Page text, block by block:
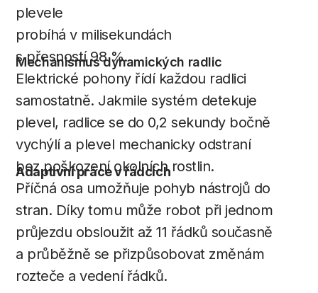
plevele
probíhá v milisekundách
s přesností 98 %.
Mechanismus dynamických radlic
Elektrické pohony řídí každou radlici
samostatně. Jakmile systém detekuje
plevel, radlice se do 0,2 sekundy bočně
vychýlí a plevel mechanicky odstraní
bez poškození okolních rostlin.
Adaptivní práce v řádcích
Příčná osa umožňuje pohyb nástrojů do
stran. Díky tomu může robot při jednom
průjezdu obsloužit až 11 řádků současně
a průběžně se přizpůsobovat změnám
rozteče a vedení řádků.